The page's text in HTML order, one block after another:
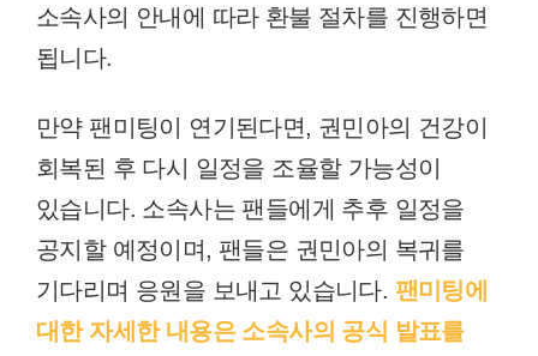
소속사의 안내에 따라 환불 절차를 진행하면
됩니다.
만약 팬미팅이 연기된다면, 권민아의 건강이
회복된 후 다시 일정을 조율할 가능성이
있습니다. 소속사는 팬들에게 추후 일정을
공지할 예정이며, 팬들은 권민아의 복귀를
기다리며 응원을 보내고 있습니다. 팬미팅에
대한 자세한 내용은 소속사의 공식 발표를